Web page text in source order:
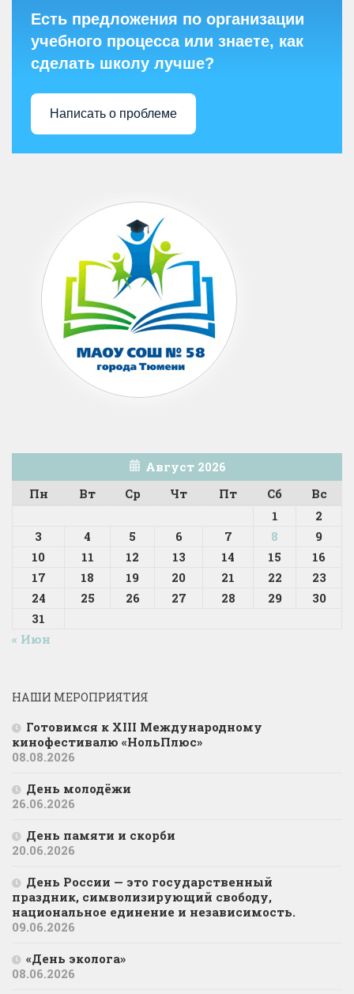
Есть предложения по организации
учебного процесса или знаете, как
сделать школу лучше?
Написать о проблеме
Август 2026
Пн
Вт Ср Чт Пт Сб
Вс
1
2
3
4 5 6 7 8
9
10
11 12 13 14 15
16
17
18 19 20 21 22
23
24
25 26 27 28 29
30
31
« Июн
НАШИ МЕРОПРИЯТИЯ
Готовимся к XIII Международному
кинофестивалю «НольПлюс»
08.08.2026
День молодёжи
26.06.2026
День памяти и скорби
20.06.2026
День России — это государственный
праздник, символизирующий свободу,
национальное единение и независимость.
09.06.2026
«День эколога»
08.06.2026